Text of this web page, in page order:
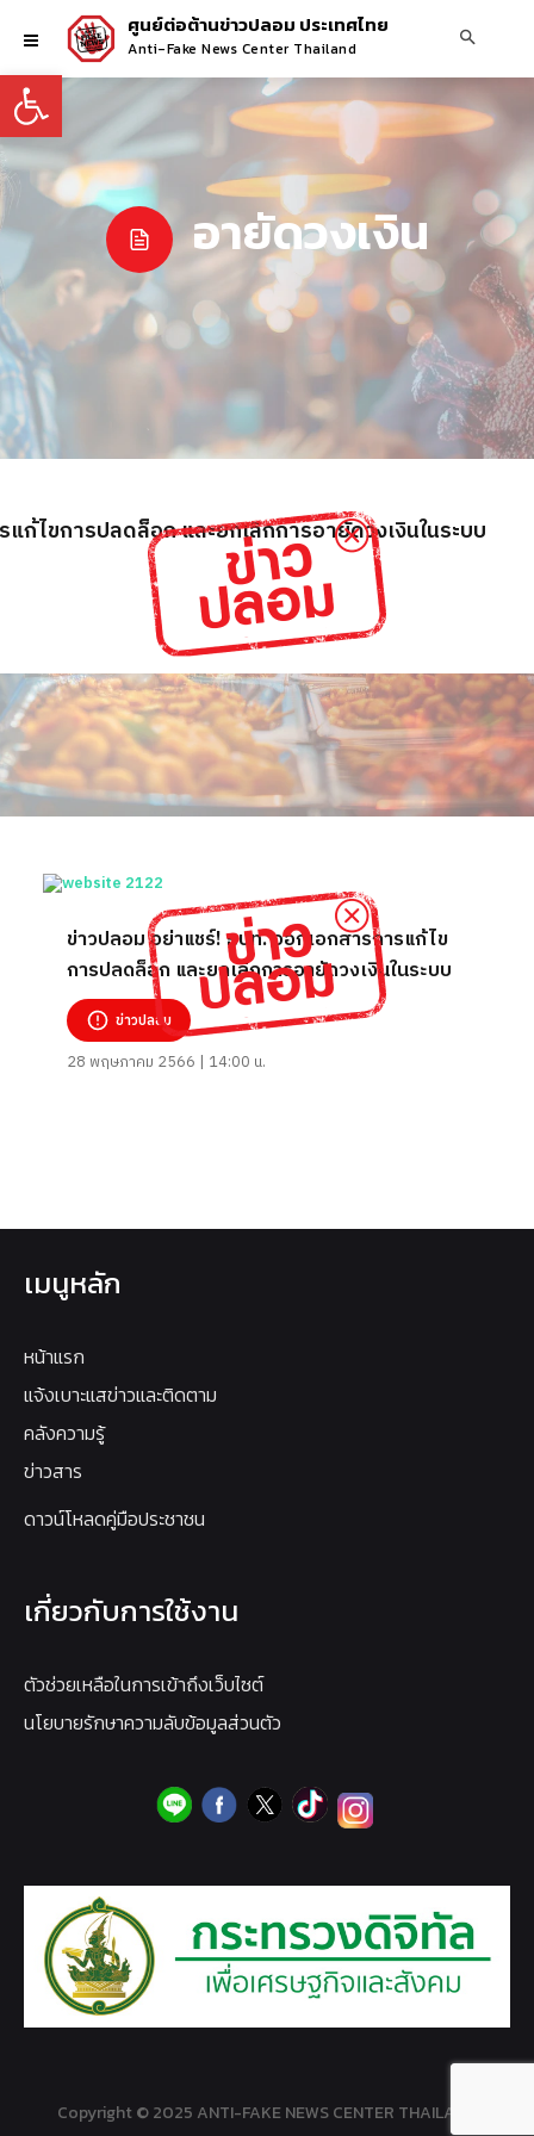
Open toolbar
ศูนย์ต่อต้านข่าวปลอม ประเทศไทย
Anti-Fake News Center Thailand
อายัดวงเงิน
ก้ไขการปลดล็อก และยกเลิกการอายัดวงเงินในระบบ
ข่าวปลอม อย่าแชร์! ธปท. ออกเอกสารการแก้ไข
การปลดล็อก และยกเลิกการอายัดวงเงินในระบบ
ข่าวปลอม
28 พฤษภาคม 2566 | 14:00 น.
เมนูหลัก
หน้าแรก
แจ้งเบาะแสข่าวและติดตาม
คลังความรู้
ข่าวสาร
ดาวน์โหลดคู่มือประชาชน
เกี่ยวกับการใช้งาน
ตัวช่วยเหลือในการเข้าถึงเว็บไซต์
นโยบายรักษาความลับข้อมูลส่วนตัว
Copyright © 2025 ANTI-FAKE NEWS CENTER THAILAND